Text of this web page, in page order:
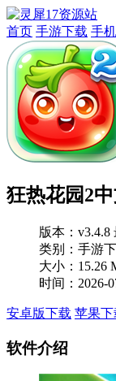
首页 手游下载 手
狂热花园2
版本： v3.4.8
类别：手游
大小：15.26
时间：2026-
安卓版下载 苹果下
软件介绍